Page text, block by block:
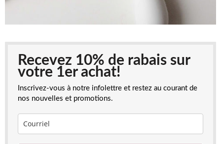
Recevez 10% de rabais sur
votre 1er achat!
Inscrivez-vous à notre infolettre et restez au courant de
nos nouvelles et promotions.